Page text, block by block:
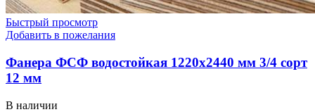
Быстрый просмотр
Добавить в пожелания
Фанера ФСФ водостойкая 1220х2440 мм 3/4 сорт
12 мм
В наличии